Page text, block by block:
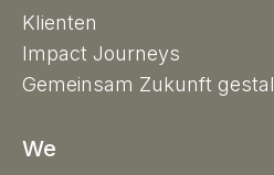
Klienten
Impact Journeys
Gemeinsam Zukunft
We